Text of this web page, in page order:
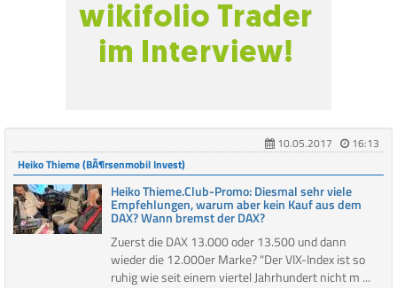
10.05.2017
16:13
Heiko Thieme (BÃ¶rsenmobil Invest)
Heiko Thieme.Club-Promo: Diesmal sehr viele
Empfehlungen, warum aber kein Kauf aus dem
DAX? Wann bremst der DAX?
Zuerst die DAX 13.000 oder 13.500 und dann
wieder die 12.000er Marke? "Der VIX-Index ist so
ruhig wie seit einem viertel Jahrhundert nicht m ...